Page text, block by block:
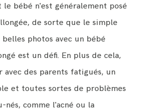
le bébé n'est généralement posé
de sorte que le simple
photos avec un bébé
est un défi. En plus de cela,
avec des parents fatigués, un
et toutes sortes de problèmes
nés, comme l'acné ou la